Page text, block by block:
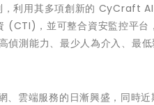
，利用其多項創新的 CyCraft
(CTI)，並可整合資安監控平台
測能力、最少人為介入、最低
雲端服務的日漸興盛，同時